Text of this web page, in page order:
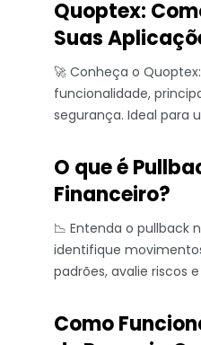
Quoptex:
Suas
🚀 Conheça o
funcionalidade,
segurança. Ideal para
O que é
Financeiro?
📉 Entenda o pullback
identifique
padrões, avalie riscos
práticos.
Como